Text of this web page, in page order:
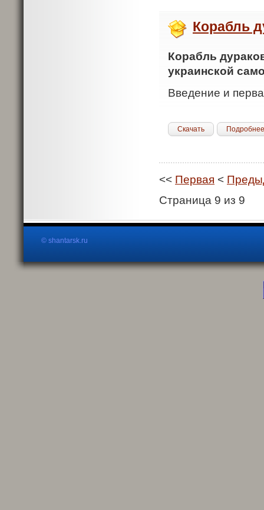
Корабль
Корабль
украинской
Введение и
Скачать Подробнее
<< Первая <
Страница 9 из 9
© shantarsk.ru